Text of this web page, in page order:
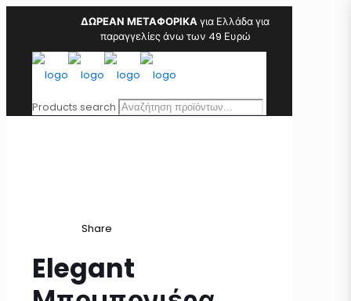
ΔΩΡΕΑΝ ΜΕΤΑΦΟΡΙΚΑγια Ελλάδα για
παραγγελίες άνω των 49 Ευρώ
Products search
Share
Elegant